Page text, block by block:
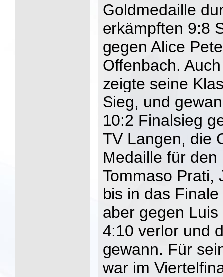
Goldmedaille
erkämpften 9:8
gegen Alice
Offenbach.
zeigte seine
Sieg, und
10:2 Finalsieg
TV Langen, die
Medaille für
Tommaso Prati,
bis in das
aber gegen
4:10 verlor und
gewann. Für
war im